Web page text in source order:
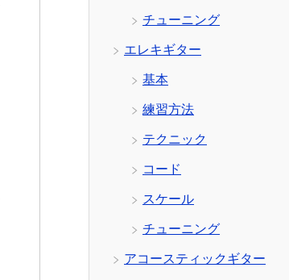
チューニング
エレキギター
基本
練習方法
テクニック
コード
スケール
チューニング
アコースティックギター